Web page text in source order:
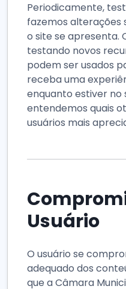
Periodicamente,
fazemos alterações
o site se apresenta.
testando novos
podem ser usados
receba uma
enquanto estiver no
entendemos quais
usuários mais
Usuário
O usuário se
adequado dos
que a Câmara